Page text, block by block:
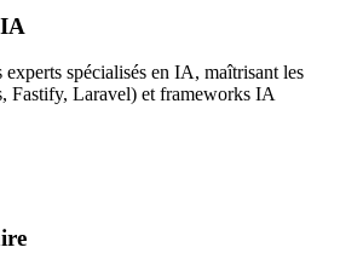
spécialisés en IA, maîtrisant les
Fastify, Laravel) et frameworks IA